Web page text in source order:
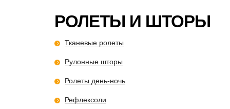
РОЛЕТЫ И ШТОРЫ
Тканевые ролеты
Рулонные шторы
Ролеты день-ночь
Рефлексоли